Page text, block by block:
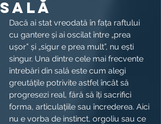
sală
Dacă ai stat vreodată în fața raftului
cu gantere și ai oscilat între „prea
ușor” și „sigur e prea mult”, nu ești
singur. Una dintre cele mai frecvente
întrebări din sală este cum alegi
greutățile potrivite astfel încât să
progresezi real, fără să îți sacrifici
forma, articulațiile sau încrederea. Aici
nu e vorba de instinct, orgoliu sau ce